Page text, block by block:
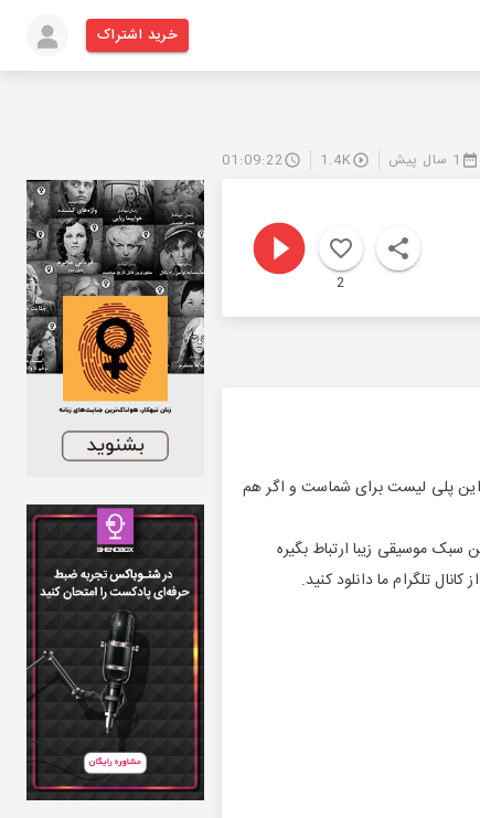
خرید اشتراک
1 سال پیش 1.4K
01:09:22
2
پس اگه آهنگ‌های سنتی و قبل از سال 57 رو دوست دارید این پلی لیست برای شماست و اگر هم
هم بتونه با این سبک موسیقی زیبا ارتباط بگیره
تلگرام ما دانلود کنید.